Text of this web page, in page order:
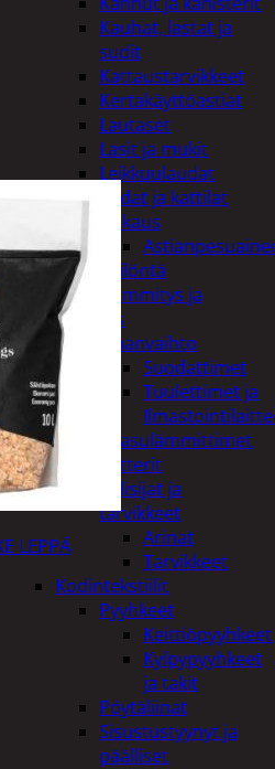
Kauhat, lastat ja
sudit
Kattaustarvikkeet
Kertakäyttöastiat
Lautaset
Lasit ja mukit
Leikkuulaudat
Padat ja kattilat
Tiskaus
Säilöntä
Kodin lämmitys ja
tuuletus
Ilmanvaihto
Suodattimet
Tuulettimet ja
Kaasulämmittimet
Patterit
Tulisijat ja
tarvikkeet
Arinat
Tarvikkeet
Kodintekstiilit
Pyyhkeet
Keittiöpyyhkeet
Kylpypyyhkeet
ja takit
Pöytäliinat
Sisustustyynyt ja
päälliset
LEPPÄ